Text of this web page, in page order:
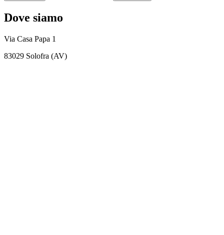
Dove siamo
Via Casa Papa 1
83029 Solofra (AV)